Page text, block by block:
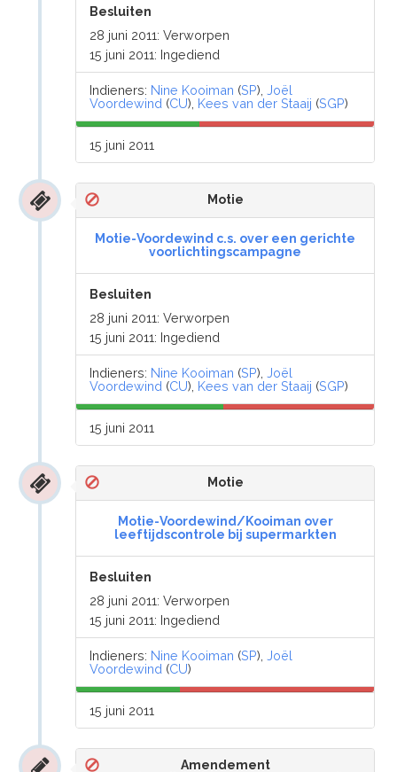
Besluiten
28 juni 2011: Verworpen
15 juni 2011: Ingediend
Indieners: Nine Kooiman (SP),Joël
Voordewind (CU), Kees van der Staaij (SGP)
15 juni 2011
Motie
Motie-Voordewind c.s. over een gerichte
voorlichtingscampagne
Besluiten
28 juni 2011: Verworpen
15 juni 2011: Ingediend
Indieners: Nine Kooiman (SP),Joël
Voordewind (CU), Kees van der Staaij (SGP)
15 juni 2011
Motie
Motie-Voordewind/Kooiman over
leeftijdscontrole bij supermarkten
Besluiten
28 juni 2011: Verworpen
15 juni 2011: Ingediend
Indieners: Nine Kooiman (SP),Joël
Voordewind (CU)
15 juni 2011
Amendement